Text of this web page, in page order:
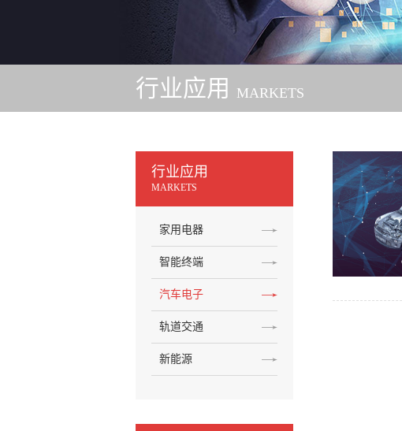
行业应用 MARKETS
行业应用
MARKETS
家用电器
智能终端
汽车电子
轨道交通
新能源